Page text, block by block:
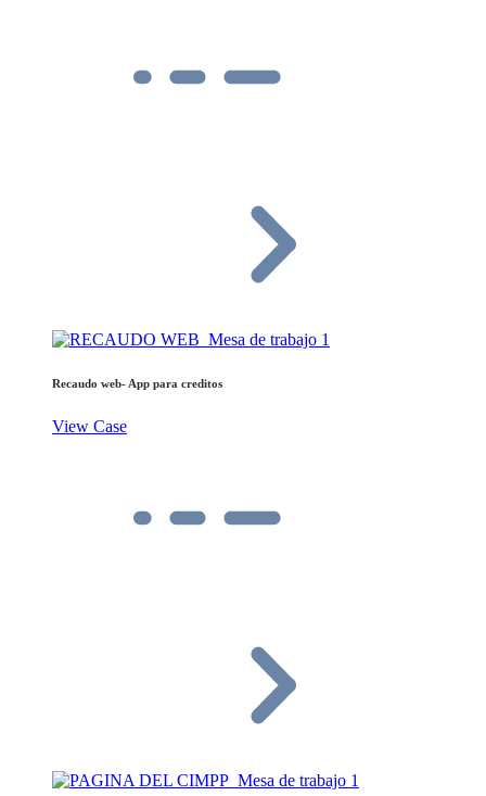
Recaudo web- App para creditos
View Case